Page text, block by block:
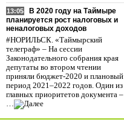
13:05
В 2020 году на Таймыре
планируется рост налоговых и
неналоговых доходов
#НОРИЛЬСК. «Таймырский
телеграф» – На сессии
Законодательного собрания края
депутаты во втором чтении
приняли бюджет-2020 и плановый
период 2021–2022 годов. Один из
главных приоритетов документа –
…